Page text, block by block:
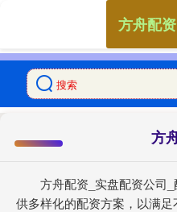
方
方舟配资_实盘配资公司
供多样化的配资方案，以满
方舟配